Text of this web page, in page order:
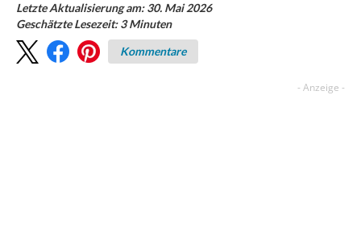
Letzte Aktualisierung am: 30. Mai 2026
Geschätzte Lesezeit:3 Minuten
Kommentare